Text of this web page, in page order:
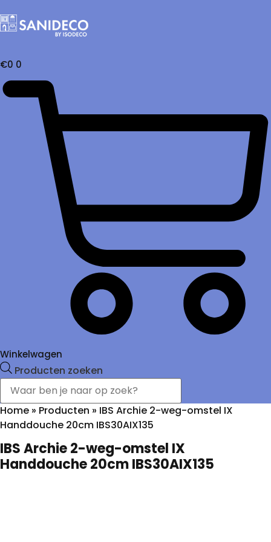
€0 0
Winkelwagen
Producten zoeken
Home » Producten » IBS Archie 2-weg-omstel IX
Handdouche 20cm IBS30AIX135
IBS Archie 2-weg-omstel IX
Handdouche 20cm IBS30AIX135